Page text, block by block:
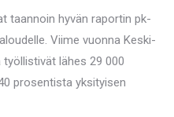
taannoin hyvän raportin pk-
Viime vuonna Keski-
lähes 29 000
prosentista yksityisen